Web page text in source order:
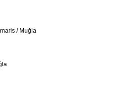
/ Muğla